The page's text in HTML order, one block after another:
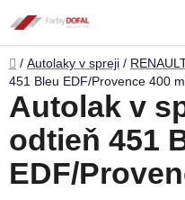
na
obsah
Domov
/ Autolaky v spreji /
451 Bleu EDF/Provence 400
Autolak v
odtieň 451
EDF/